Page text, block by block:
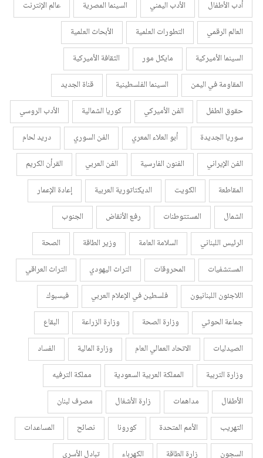
أدب الأطفال الأدب اليمني السينما المصرية
عالم الإنترنت
العالم الرقمي
التطورات العلمية
الأبحاث العلمية
السينما الأميركية
مايكل مور
الثقافة الأميركية
المقاومة في اليمن
السينما الفلسطينية
قناة الجديد
حقوق الطفل
الفن الأميركي كوريا الشمالية
الأدب الروسي
سوريا الجديدة
أبو العلاء المعري الفن السوري
دريد لحام
الفن الإيراني
الفنون الفارسية الفن العربي
القرأن الكريم
المقاطعة
الكويت الديكتاتورية العربية
إعادة الإعمار
الشمال
المستتوطنات رفع الأنقاض
الجنوب
الرئيس اللبناني
السلامة العامة وزير الطاقة
الصحة
المستشفيات
المحروقات التراث اليهودي
التراث العراقي
اللاجئون اللبنانيون
فلسطين في الإعلام العربي
فيسبوك
جماعة الحوثي
وزارة الصحة وزارة الزراعة
البقاع
الصيدليات
الاتحاد العمالي العام وزارة المالية
الفساد
وزارة التربية
المملكة العربية السعودية
مملكة الترفيه
الأطفال
مداهمات زارة الأشغال
مصرف لبنان
التهريب
الأمم المتحدة كورونا نصائح
المساعدات
السجون
زارة الطاقة الكهرباء
تبادل الأسرى